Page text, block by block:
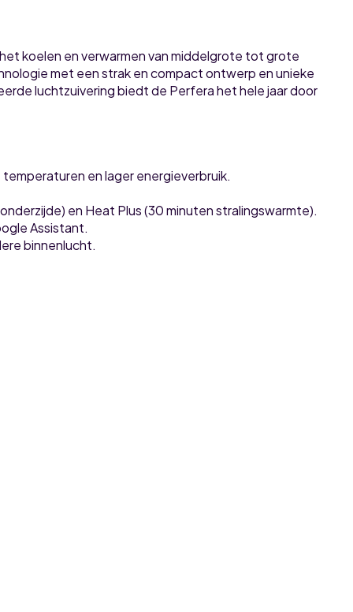
koelen en verwarmen van middelgrote tot grote
met een strak en compact ontwerp en unieke
luchtzuivering biedt de Perfera het hele jaar door
en lager energieverbruik.
en Heat Plus (30 minuten stralingswarmte).
Assistant.
binnenlucht.